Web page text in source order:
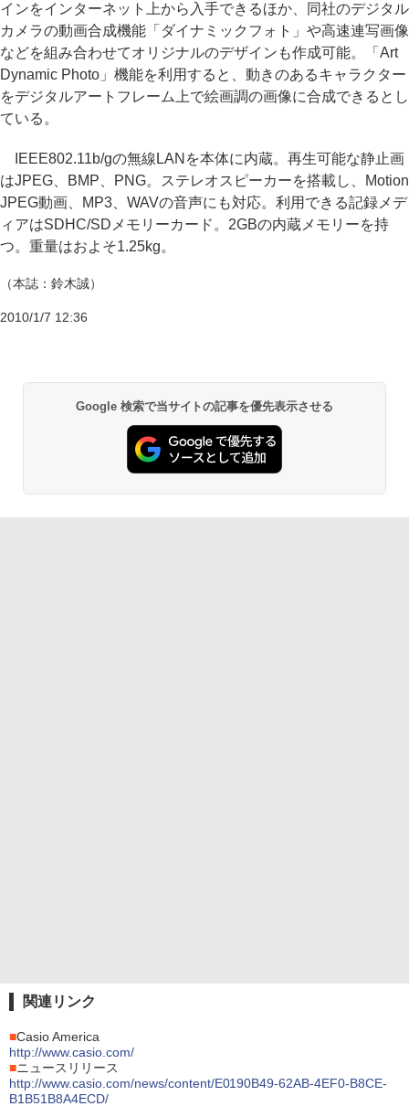
インをインターネット上から入手できるほか、同社のデジタル
カメラの動画合成機能「ダイナミックフォト」や高速連写画像
などを組み合わせてオリジナルのデザインも作成可能。「Art
Dynamic Photo」機能を利用すると、動きのあるキャラクター
をデジタルアートフレーム上で絵画調の画像に合成できるとし
ている。
IEEE802.11b/gの無線LANを本体に内蔵。再生可能な静止画
はJPEG、BMP、PNG。ステレオスピーカーを搭載し、Motion
JPEG動画、MP3、WAVの音声にも対応。利用できる記録メデ
ィアはSDHC/SDメモリーカード。2GBの内蔵メモリーを持
つ。重量はおよそ1.25kg。
（本誌：鈴木誠）
2010/1/7 12:36
Google 検索で当サイトの記事を優先表示させる
関連リンク
■Casio America
http://www.casio.com/
■ニュースリリース
http://www.casio.com/news/content/E0190B49-62AB-4EF0-B8CE-
B1B51B8A4ECD/